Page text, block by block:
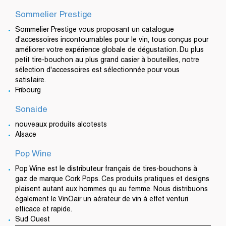
Sommelier Prestige
Sommelier Prestige vous proposant un catalogue
d'accessoires incontournables pour le vin, tous conçus pour
améliorer votre expérience globale de dégustation. Du plus
petit tire-bouchon au plus grand casier à bouteilles, notre
sélection d'accessoires est sélectionnée pour vous
satisfaire.
Fribourg
Sonaide
nouveaux produits alcotests
Alsace
Pop Wine
Pop Wine est le distributeur français de tires-bouchons à
gaz de marque Cork Pops. Ces produits pratiques et designs
plaisent autant aux hommes qu au femme. Nous distribuons
également le VinOair un aérateur de vin à effet venturi
efficace et rapide.
Sud Ouest